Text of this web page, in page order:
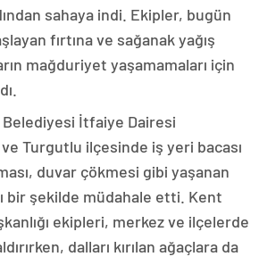
sahaya indi. Ekipler, bugün
fırtına ve sağanak yağış
mağduriyet yaşamamaları için
İtfaiye Dairesi
ve Turgutlu ilçesinde iş yeri bacası
duvar çökmesi gibi yaşanan
bir şekilde müdahale etti. Kent
ekipleri, merkez ve ilçelerde
dalları kırılan ağaçlara da